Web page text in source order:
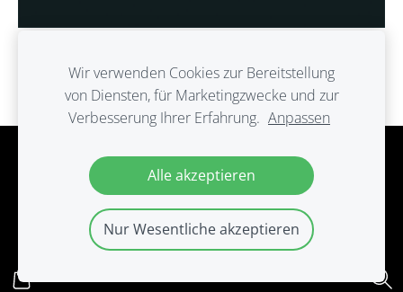
Cookies
Wir verwenden Cookies zur Bereitstellung
von Diensten, für Marketingzwecke und zur
Verbesserung Ihrer Erfahrung. Anpassen
Alle akzeptieren
Nur Wesentliche akzeptieren